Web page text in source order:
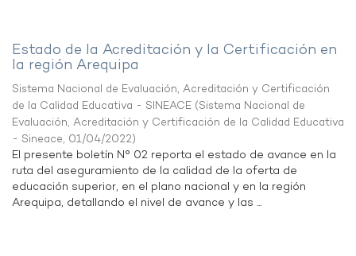
Estado de la Acreditación y la Certificación en
la región Arequipa
Sistema Nacional de Evaluación, Acreditación y Certificación
de la Calidad Educativa - SINEACE (Sistema Nacional de
Evaluación, Acreditación y Certificación de la Calidad Educativa
- Sineace, 01/04/2022)
El presente boletín N° 02 reporta el estado de avance en la
ruta del aseguramiento de la calidad de la oferta de
educación superior, en el plano nacional y en la región
Arequipa, detallando el nivel de avance y las ...